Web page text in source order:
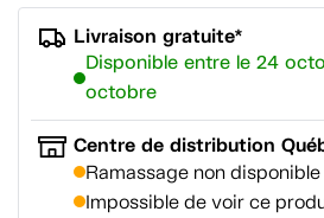
Livraison gratuite*
Disponible entre le 24
octobre
Centre de distribution
Ramassage non disponible
Impossible de voir ce